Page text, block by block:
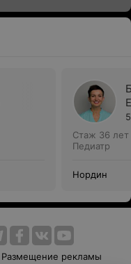
Стаж 36 лет
Педиатр
Нордин
Размещение рекламы